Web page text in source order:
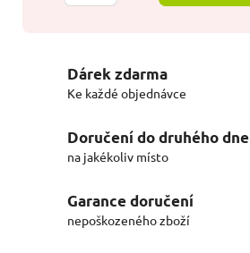
Dárek zdarma
Ke každé objednávce
Doručení do druhého dne
na jakékoliv místo
Garance doručení
nepoškozeného zboží